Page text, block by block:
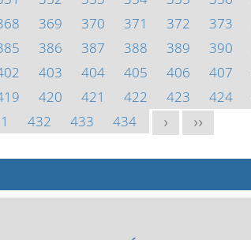
369 370 371 372 373
386 387 388 389 390
403 404 405 406 407
420 421 422 423 424
432 433 434 > >>